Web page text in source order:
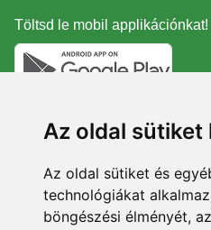
Töltsd le mobil applikációnkat!
Az oldal sütiket
Az oldal sütiket és
technológiákat
böngészési élményét,